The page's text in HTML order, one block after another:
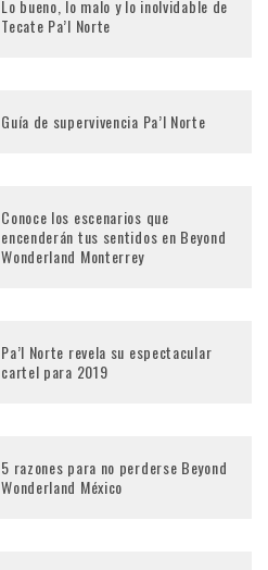
Lo bueno, lo malo y lo inolvidable de
Tecate Pa’l Norte
Guía de supervivencia Pa’l Norte
Conoce los escenarios que
encenderán tus sentidos en Beyond
Wonderland Monterrey
Pa’l Norte revela su espectacular
cartel para 2019
5 razones para no perderse Beyond
Wonderland México